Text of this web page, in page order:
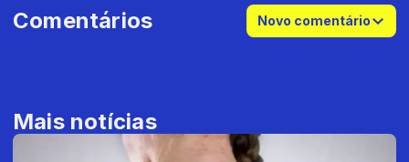
Comentários Novo comentário
Mais notícias